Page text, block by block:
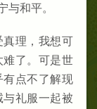
和平。
理，我想可
了。可是世
点不了解现
礼服一起被